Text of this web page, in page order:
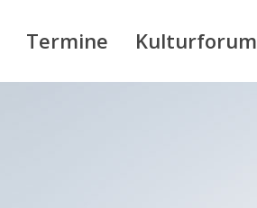
Termine Kulturforum